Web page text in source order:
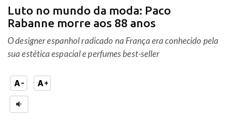
Luto no mundo da moda: Paco
Rabanne morre aos 88 anos
O designer espanhol radicado na França era conhecido pela
sua estética espacial e perfumes best-seller